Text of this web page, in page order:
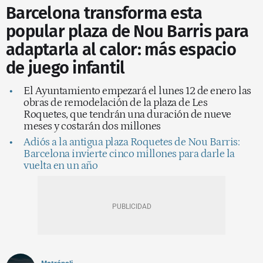
Barcelona transforma esta
popular plaza de Nou Barris para
adaptarla al calor: más espacio
de juego infantil
El Ayuntamiento empezará el lunes 12 de enero las
obras de remodelación de la plaza de Les
Roquetes, que tendrán una duración de nueve
meses y costarán dos millones
Adiós a la antigua plaza Roquetes de Nou Barris:
Barcelona invierte cinco millones para darle la
vuelta en un año